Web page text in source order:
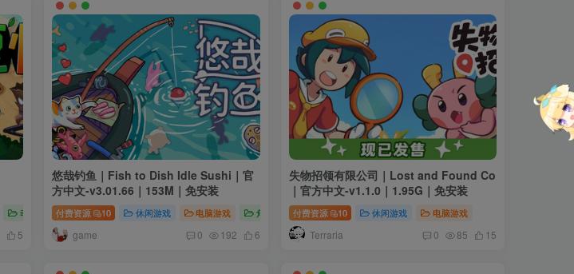
动作游戏
5
悠哉钓鱼｜Fish to Dish Idle Sushi｜官
方中文-v3.01.66｜153M｜免安装
付费资源 10 休闲游戏 电脑游戏 角色扮演
game 0 192 6
失物招领有限公司｜Lost and Found Co
｜官方中文-v1.1.0｜1.95G｜免安装
付费资源 10 休闲游戏 电脑游戏
Terraria 0 85 15